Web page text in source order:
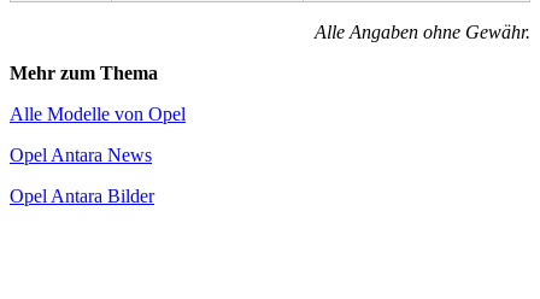
Alle Angaben ohne Gewähr.
Mehr zum Thema
Alle Modelle von Opel
Opel Antara News
Opel Antara Bilder